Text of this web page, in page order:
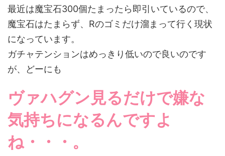
最近は魔宝石300個たまったら即引いているので、
魔宝石はたまらず、Rのゴミだけ溜まって行く現状
になっています。
ガチャテンションはめっきり低いので良いのです
が、どーにも
ヴァハグン見るだけで嫌な
気持ちになるんですよ
ね・・・。